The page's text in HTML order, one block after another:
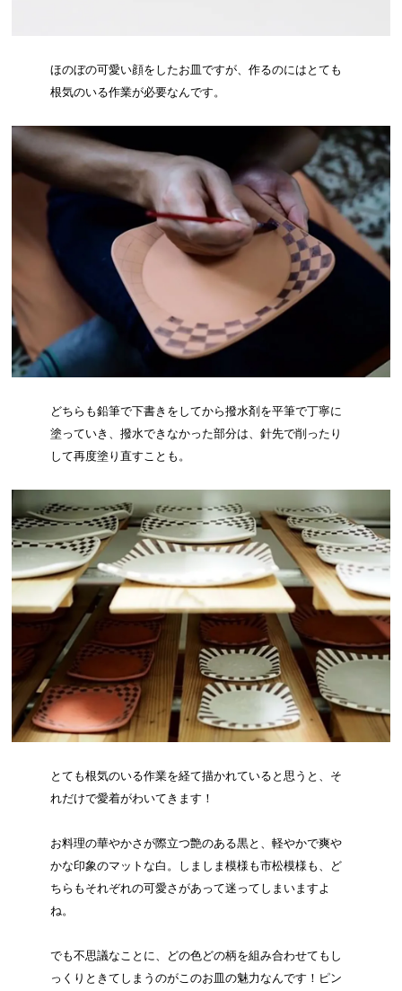
ほのぼの可愛い顔をしたお皿ですが、作るのにはとても
根気のいる作業が必要なんです。
どちらも鉛筆で下書きをしてから撥水剤を平筆で丁寧に
塗っていき、撥水できなかった部分は、針先で削ったり
して再度塗り直すことも。
とても根気のいる作業を経て描かれていると思うと、そ
れだけで愛着がわいてきます！
お料理の華やかさが際立つ艶のある黒と、軽やかで爽や
かな印象のマットな白。しましま模様も市松模様も、ど
ちらもそれぞれの可愛さがあって迷ってしまいますよ
ね。
でも不思議なことに、どの色どの柄を組み合わせてもし
っくりときてしまうのがこのお皿の魅力なんです！ピン